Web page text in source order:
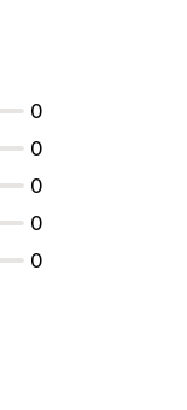
0
0
0
0
0